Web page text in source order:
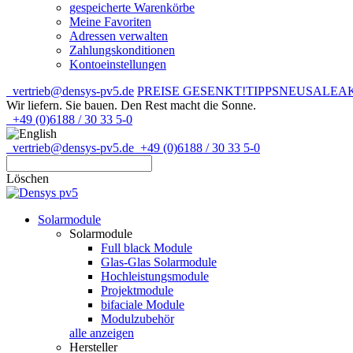
gespeicherte Warenkörbe
Meine Favoriten
Adressen verwalten
Zahlungskonditionen
Kontoeinstellungen
vertrieb@densys-pv5.de PREISE GESENKT!TIPPSNEUSALE
Wir liefern. Sie bauen. Den Rest macht die Sonne.
+49 (0)6188 / 30 33 5-0
vertrieb@densys-pv5.de +49 (0)6188 / 30 33 5-0
Löschen
Solarmodule
Solarmodule
Full black Module
Glas-Glas Solarmodule
Hochleistungsmodule
Projektmodule
bifaciale Module
Modulzubehör
alle anzeigen
Hersteller